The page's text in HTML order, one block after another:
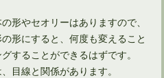
形やセオリーはありますので、
形にすると、何度も変えること
することができるはずです。
目線と関係があります。